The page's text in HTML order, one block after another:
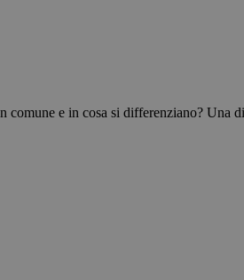
e in cosa si differenziano? Una